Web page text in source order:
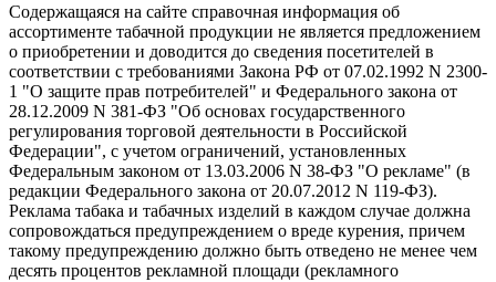
Содержащаяся на сайте справочная информация об
ассортименте табачной продукции не является предложением
о приобретении и доводится до сведения посетителей в
соответствии с требованиями Закона РФ от 07.02.1992 N 2300-
1 "О защите прав потребителей" и Федерального закона от
28.12.2009 N 381-ФЗ "Об основах государственного
регулирования торговой деятельности в Российской
Федерации", с учетом ограничений, установленных
Федеральным законом от 13.03.2006 N 38-ФЗ "О рекламе" (в
редакции Федерального закона от 20.07.2012 N 119-ФЗ).
Реклама табака и табачных изделий в каждом случае должна
сопровождаться предупреждением о вреде курения, причем
такому предупреждению должно быть отведено не менее чем
десять процентов рекламной площади (рекламного